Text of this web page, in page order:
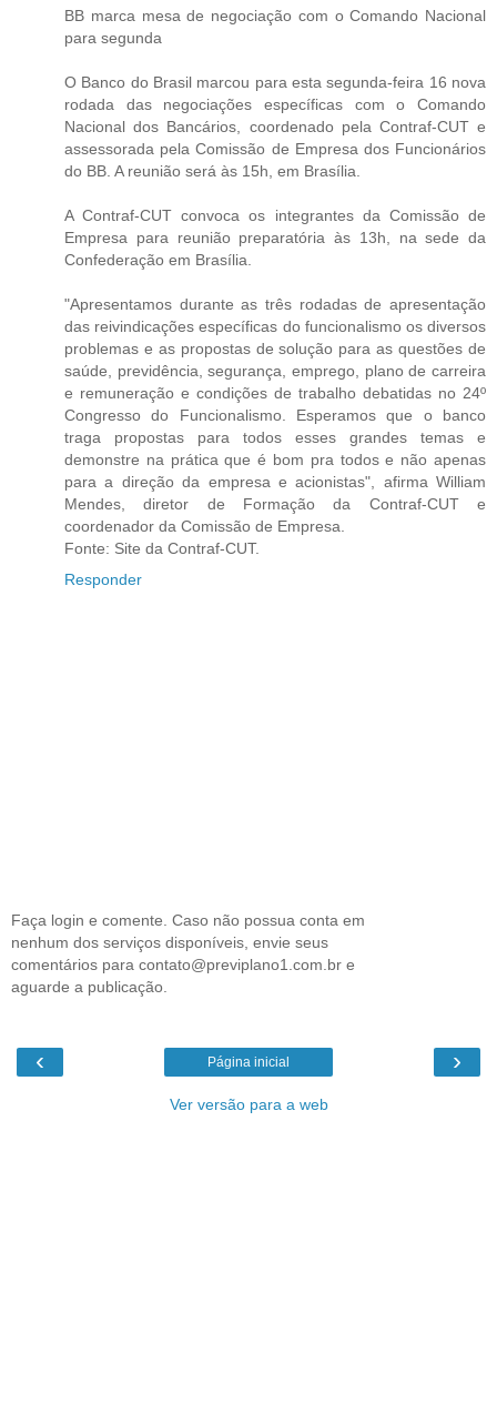
BB marca mesa de negociação com o Comando Nacional
para segunda
O Banco do Brasil marcou para esta segunda-feira 16 nova
rodada das negociações específicas com o Comando
Nacional dos Bancários, coordenado pela Contraf-CUT e
assessorada pela Comissão de Empresa dos Funcionários
do BB. A reunião será às 15h, em Brasília.
A Contraf-CUT convoca os integrantes da Comissão de
Empresa para reunião preparatória às 13h, na sede da
Confederação em Brasília.
"Apresentamos durante as três rodadas de apresentação
das reivindicações específicas do funcionalismo os diversos
problemas e as propostas de solução para as questões de
saúde, previdência, segurança, emprego, plano de carreira
e remuneração e condições de trabalho debatidas no 24º
Congresso do Funcionalismo. Esperamos que o banco
traga propostas para todos esses grandes temas e
demonstre na prática que é bom pra todos e não apenas
para a direção da empresa e acionistas", afirma William
Mendes, diretor de Formação da Contraf-CUT e
coordenador da Comissão de Empresa.
Fonte: Site da Contraf-CUT.
Responder
Faça login e comente. Caso não possua conta em
nenhum dos serviços disponíveis, envie seus
comentários para contato@previplano1.com.br e
aguarde a publicação.
‹ ›
Página inicial
Ver versão para a web